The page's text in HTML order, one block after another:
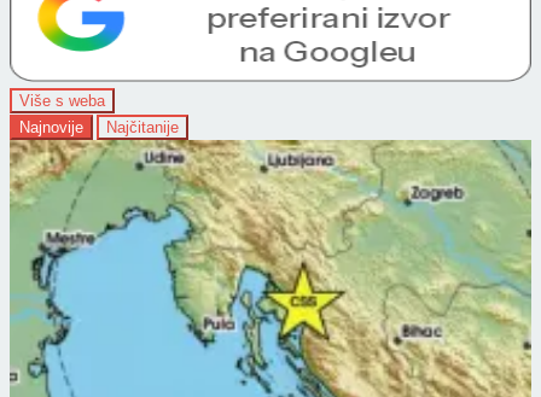
Više s weba
Najnovije
Najčitanije